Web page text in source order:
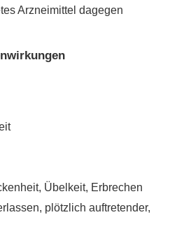
Arzneimittel dagegen
Übelkeit, Erbrechen
plötzlich auftretender,